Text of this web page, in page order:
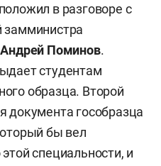
в разговоре с
замминистра
Андрей Поминов.
студентам
образца. Второй
документа гособразца
бы вел
специальности, и